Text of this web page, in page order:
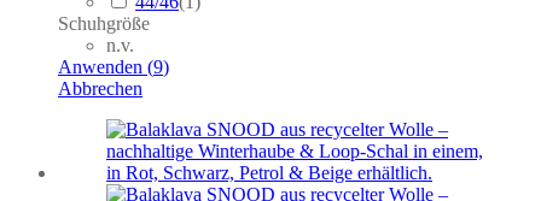
Schuhgröße
n.v.
Anwenden (9)
Abbrechen